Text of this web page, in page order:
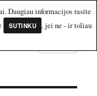
Daugiau informacijos rasite
SUTINKU
, jei ne - ir toliau